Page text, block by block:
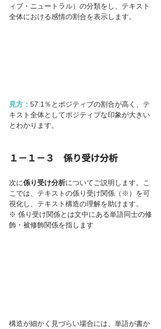
ィブ・ニュートラル）の分類をし、テキスト
全体における感情の割合を表示します。
見方： 57.1％とポジティブの割合が高く、テ
キスト全体としてポジティブな印象が大きい
とわかります。
１－１－３　係り受け分析
次に係り受け分析についてご説明します。こ
こでは、テキストの係り受け関係（※）を可
視化し、テキスト構造の理解を助けます。
※ 係り受け関係とは文中にある単語同士の修
飾・被修飾関係を指します
構造が細かく見づらい場合には、単語が書か